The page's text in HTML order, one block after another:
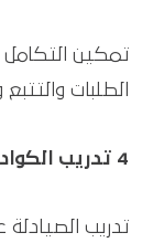
الطلبات
4 تدريب الكوادر
تدريب الصيادلة